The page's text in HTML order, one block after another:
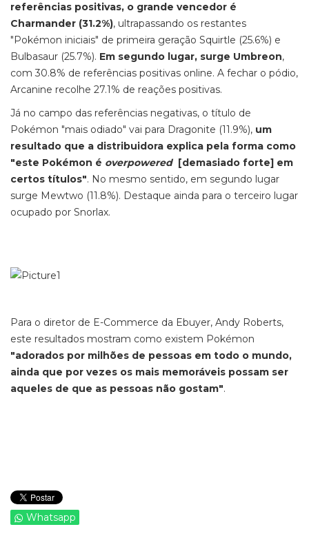
referências positivas, o grande vencedor é
Charmander (31.2%), ultrapassando os restantes
"Pokémon iniciais" de primeira geração Squirtle (25.6%) e
Bulbasaur (25.7%). Em segundo lugar, surge Umbreon,
com 30.8% de referências positivas online. A fechar o pódio,
Arcanine recolhe 27.1% de reações positivas.
Já no campo das referências negativas, o título de
Pokémon "mais odiado" vai para Dragonite (11.9%), um
resultado que a distribuidora explica pela forma como
"este Pokémon é overpowered[demasiado forte] em
certos títulos". No mesmo sentido, em segundo lugar
surge Mewtwo (11.8%). Destaque ainda para o terceiro lugar
ocupado por Snorlax.
Para o diretor de E-Commerce da Ebuyer, Andy Roberts,
este resultados mostram como existem Pokémon
"adorados por milhões de pessoas em todo o mundo,
ainda que por vezes os mais memoráveis possam ser
aqueles de que as pessoas não gostam".
Whatsapp